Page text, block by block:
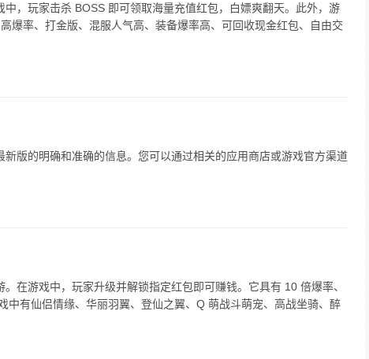
，玩家击杀 BOSS 即可领取海量充值红包，白嫖爽翻天。此外，游
爆率、打金版、混服人气高、装备爆率高、可回收现金红包、自由交
新版的明确和准确的信息。您可以通过相关的应用商店或游戏官方渠道
在游戏中，玩家升级并解锁指定红包即可赚钱。它具有 10 倍爆率、
中有仙侣情缘、华丽羽翼、登仙之翼、Q 萌战斗萌宠、高战坐骑、醉